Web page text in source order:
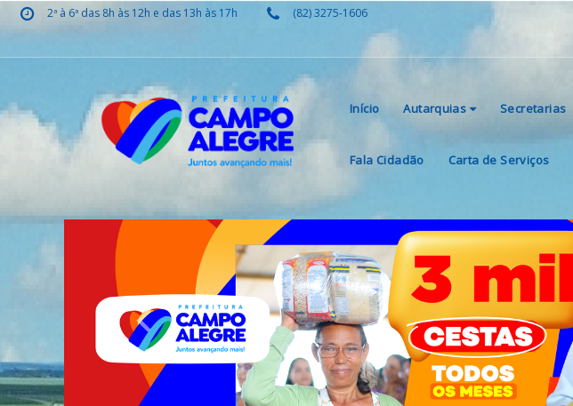
2ª à 6ª das 8h às 12h e das 13h às 17h (82) 3275-1606
Início Autarquias Secretarias
Fala Cidadão Carta de Serviços
Previous